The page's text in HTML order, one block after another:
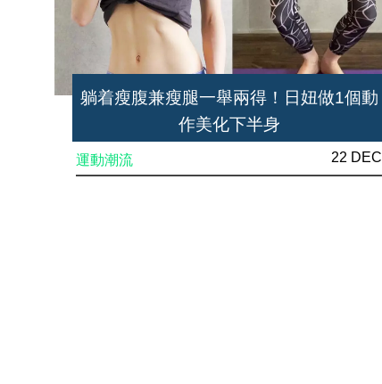
躺着瘦腹兼瘦腿一舉兩得！日妞做1個動
作美化下半身
運動潮流 22 DEC